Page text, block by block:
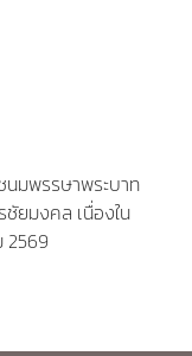
นมพรรษาพระบาท
ชัยมงคล เนื่องใน
2569